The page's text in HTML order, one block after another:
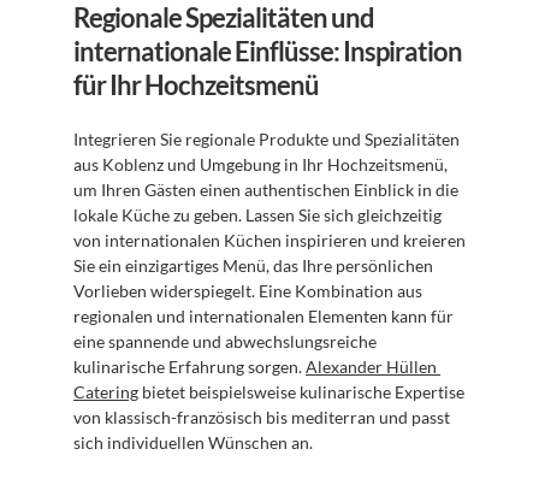
Regionale Spezialitäten und
internationale Einflüsse: Inspiration
für Ihr Hochzeitsmenü
Integrieren Sie regionale Produkte und Spezialitäten
aus Koblenz und Umgebung in Ihr Hochzeitsmenü,
um Ihren Gästen einen authentischen Einblick in die
lokale Küche zu geben. Lassen Sie sich gleichzeitig
von internationalen Küchen inspirieren und kreieren
Sie ein einzigartiges Menü, das Ihre persönlichen
Vorlieben widerspiegelt. Eine Kombination aus
regionalen und internationalen Elementen kann für
eine spannende und abwechslungsreiche
kulinarische Erfahrung sorgen. Alexander Hüllen
Catering bietet beispielsweise kulinarische Expertise
von klassisch-französisch bis mediterran und passt
sich individuellen Wünschen an.